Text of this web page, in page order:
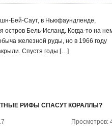
Бей-Саут, в Ньюфаундленде,
остров Бель-Исланд. Когда-то на
железной руды, но в 1966 году
Спустя годы […]
РИФЫ СПАСУТ КОРАЛЛЫ?
Просмотров: